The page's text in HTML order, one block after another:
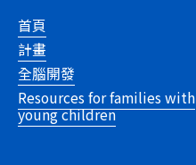
首頁
計畫
全腦開發
Resources for families with
young children